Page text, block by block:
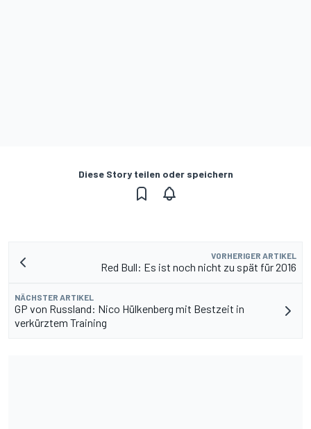
Diese Story teilen oder speichern
VORHERIGER ARTIKEL
Red Bull: Es ist noch nicht zu spät für 2016
NÄCHSTER ARTIKEL
GP von Russland: Nico Hülkenberg mit Bestzeit in
verkürztem Training